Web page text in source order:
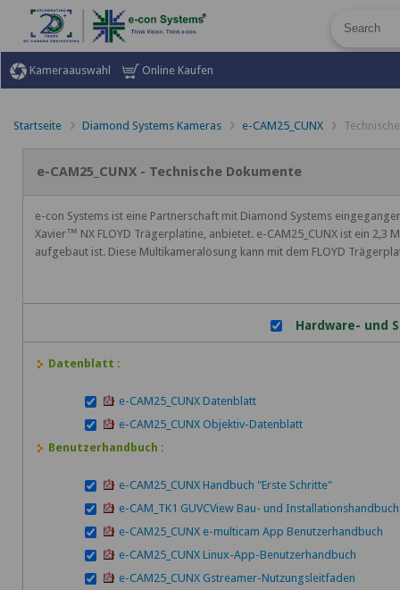
Kameraauswahl Online Kaufen
Startseite Diamond Systems Kameras e-CAM25_CUNX
e-CAM25_CUNX - Technische Dokumente
e-con Systems ist eine Partnerschaft mit Diamond Systems
Xavier™ NX FLOYD Trägerplatine, anbietet. e-CAM25_CUNX ist ein
aufgebaut ist. Diese Multikameralösung kann mit dem FLOYD
Hardware- und
Datenblatt :
e-CAM25_CUNX Datenblatt
e-CAM25_CUNX Objektiv-Datenblatt
Benutzerhandbuch :
e-CAM25_CUNX Handbuch "Erste Schritte"
e-CAM_TK1 GUVCView Bau- und Installationshandbuch
e-CAM25_CUNX e-multicam App Benutzerhandbuch
e-CAM25_CUNX Linux-App-Benutzerhandbuch
e-CAM25_CUNX Gstreamer-Nutzungsleitfaden